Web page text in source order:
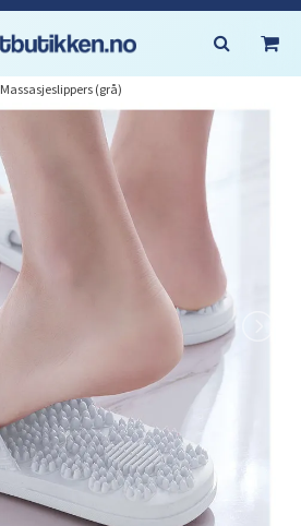
Massasjeslippers (grå)